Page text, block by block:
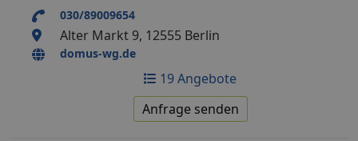
030/89009654
Alter Markt 9, 12555 Berlin
domus-wg.de
19 Angebote
Anfrage senden